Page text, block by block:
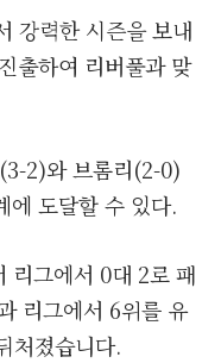
강력한 시즌을 보내
출하여 리버풀과 맞
2)와 브롬리(2-0)
에 도달할 수 있다.
리그에서 0대 2로 패
리그에서 6위를 유
처졌습니다.